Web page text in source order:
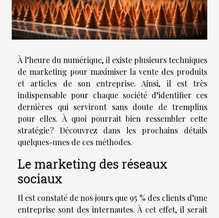
À l’heure du numérique, il existe plusieurs techniques
de marketing pour maximiser la vente des produits
et articles de son entreprise. Ainsi, il est très
indispensable pour chaque société d’identifier ces
dernières qui serviront sans doute de tremplins
pour elles. À quoi pourrait bien ressembler cette
stratégie ? Découvrez dans les prochains détails
quelques-unes de ces méthodes.
Le marketing des réseaux
sociaux
Il est constaté de nos jours que 95 % des clients d’une
entreprise sont des internautes. À cet effet, il serait